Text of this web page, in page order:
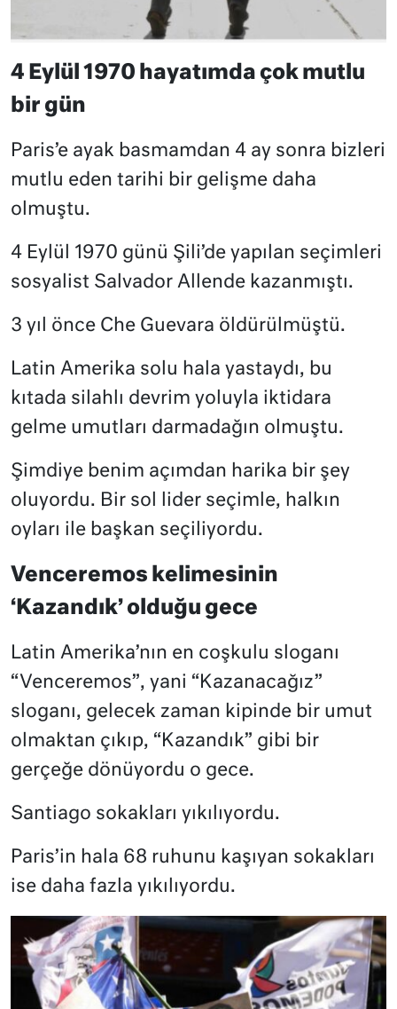
4 Eylül 1970 hayatımda çok mutlu
bir gün
Paris’e ayak basmamdan 4 ay sonra bizleri
mutlu eden tarihi bir gelişme daha
olmuştu.
4 Eylül 1970 günü Şili’de yapılan seçimleri
sosyalist Salvador Allende kazanmıştı.
3 yıl önce Che Guevara öldürülmüştü.
Latin Amerika solu hala yastaydı, bu
kıtada silahlı devrim yoluyla iktidara
gelme umutları darmadağın olmuştu.
Şimdiye benim açımdan harika bir şey
oluyordu. Bir sol lider seçimle, halkın
oyları ile başkan seçiliyordu.
Venceremos kelimesinin
‘Kazandık’ olduğu gece
Latin Amerika’nın en coşkulu sloganı
“Venceremos”, yani “Kazanacağız”
sloganı, gelecek zaman kipinde bir umut
olmaktan çıkıp, “Kazandık” gibi bir
gerçeğe dönüyordu o gece.
Santiago sokakları yıkılıyordu.
Paris’in hala 68 ruhunu kaşıyan sokakları
ise daha fazla yıkılıyordu.